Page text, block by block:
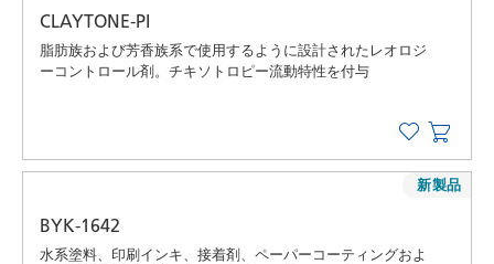
CLAYTONE-PI
脂肪族および芳香族系で使用するように設計されたレオロジ
ーコントロール剤。チキソトロピー流動特性を付与
BYK-1642
水系塗料、印刷インキ、接着剤、ペーパーコーティングおよ
新製品